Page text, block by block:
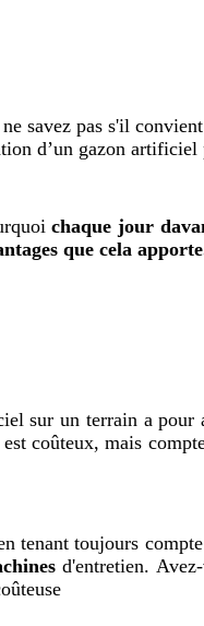
savez pas s'il
d’un gazon
chaque jour
que cela
sur un terrain a pour
coûteux, mais
tenant toujours
d'entretien.